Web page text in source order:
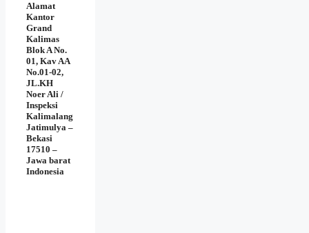
Alamat
Kantor
Grand
Kalimas
Blok A No.
01, Kav AA
No.01-02,
JL.KH
Noer Ali /
Inspeksi
Kalimalang
Jatimulya –
Bekasi
17510 –
Jawa barat
Indonesia